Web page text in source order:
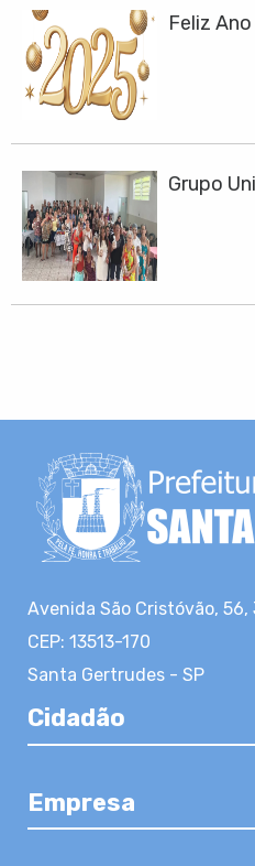
Feliz
Grupo
Avenida São Cristóvão,
CEP: 13513-170
Santa Gertrudes - SP
Cidadão
Empresa